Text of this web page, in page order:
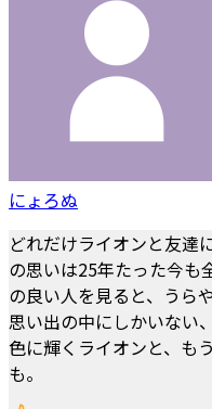
にょろぬ
どれだけライオンと友達
の思いは25年たった今も
の良い人を見ると、うら
思い出の中にしかいない
色に輝くライオンと、も
も。